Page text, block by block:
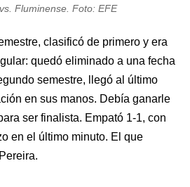
Fluminense. Foto: EFE
clasificó de primero y era
quedó eliminado a una fecha
semestre, llegó al último
en sus manos. Debía ganarle
ser finalista. Empató 1-1, con
en el último minuto. El que